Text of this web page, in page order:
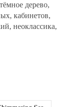
дерево,
кабинетов,
неоклассика,